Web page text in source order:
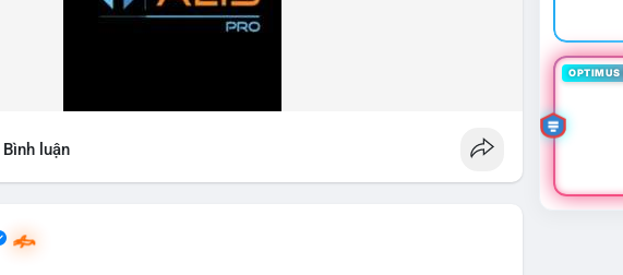
Bình luận
OPTIMUS